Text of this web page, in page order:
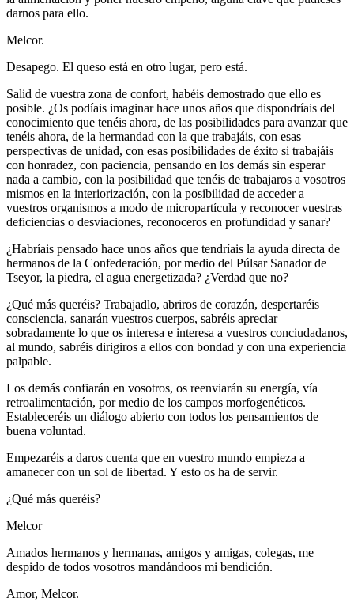
darnos para ello.
Melcor.
Desapego. El queso está en otro lugar, pero está.
Salid de vuestra zona de confort, habéis demostrado que ello es
posible. ¿Os podíais imaginar hace unos años que dispondríais del
conocimiento que tenéis ahora, de las posibilidades para avanzar que
tenéis ahora, de la hermandad con la que trabajáis, con esas
perspectivas de unidad, con esas posibilidades de éxito si trabajáis
con honradez, con paciencia, pensando en los demás sin esperar
nada a cambio, con la posibilidad que tenéis de trabajaros a vosotros
mismos en la interiorización, con la posibilidad de acceder a
vuestros organismos a modo de micropartícula y reconocer vuestras
deficiencias o desviaciones, reconoceros en profundidad y sanar?
¿Habríais pensado hace unos años que tendríais la ayuda directa de
hermanos de la Confederación, por medio del Púlsar Sanador de
Tseyor, la piedra, el agua energetizada? ¿Verdad que no?
¿Qué más queréis? Trabajadlo, abriros de corazón, despertaréis
consciencia, sanarán vuestros cuerpos, sabréis apreciar
sobradamente lo que os interesa e interesa a vuestros conciudadanos,
al mundo, sabréis dirigiros a ellos con bondad y con una experiencia
palpable.
Los demás confiarán en vosotros, os reenviarán su energía, vía
retroalimentación, por medio de los campos morfogenéticos.
Estableceréis un diálogo abierto con todos los pensamientos de
buena voluntad.
Empezaréis a daros cuenta que en vuestro mundo empieza a
amanecer con un sol de libertad. Y esto os ha de servir.
¿Qué más queréis?
Melcor
Amados hermanos y hermanas, amigos y amigas, colegas, me
despido de todos vosotros mandándoos mi bendición.
Amor, Melcor.